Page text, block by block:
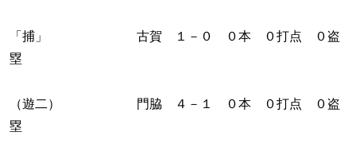
「捕」 古賀 １－０ ０本 ０打点 ０盗
塁
（遊二） 門脇 ４－１ ０本 ０打点 ０盗
塁